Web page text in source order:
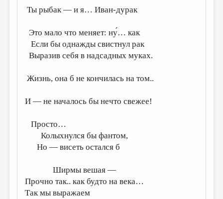
ПРОИЗВЕДЕНИЯ
ПЕРЕВОДЫ
КОНКУРСЫ
ДЕТСКАЯ КОМНАТА
КНИЖНАЯ ПОЛКА
ОБЗОР ЛИТЕРАТУРЫ
ОБЪЯВЛЕНИЯ
РЕДКОЛЛЕГИЯ
ОТ РЕДАКЦИИ
Ты рыбак — и я… Иван-дурак
Это мало что меняет: ну́… как
Если бы однажды свистнул рак
Выразив себя в надсадных муках.
Жизнь, она б не кончилась на том..
И — не началось бы нечто свежее!
Просто…
Колыхнулся бы фантом,
Но — висеть остался б
Ширмы вешая —
Прочно так.. как будто на века…
Так мы выражаем